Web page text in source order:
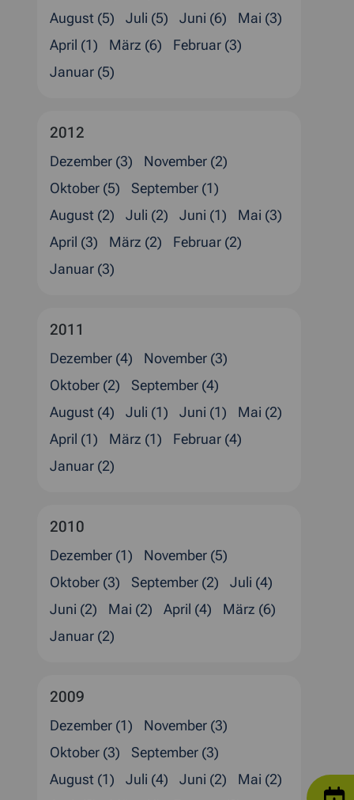
August (5)
Juli (5) Juni (6)
Mai (3)
April (1)
März (6)
Februar (3)
Januar (5)
2012
Dezember (3)
November (2)
Oktober (5)
September (1)
August (2)
Juli (2) Juni (1)
Mai (3)
April (3)
März (2)
Februar (2)
Januar (3)
2011
Dezember (4)
November (3)
Oktober (2)
September (4)
August (4)
Juli (1) Juni (1)
Mai (2)
April (1)
März (1)
Februar (4)
Januar (2)
2010
Dezember (1)
November (5)
Oktober (3)
September (2)
Juli (4)
Juni (2)
Mai (2) April (4)
März (6)
Januar (2)
2009
Dezember (1)
November (3)
Oktober (3)
September (3)
August (1)
Juli (4) Juni (2)
Mai (2)